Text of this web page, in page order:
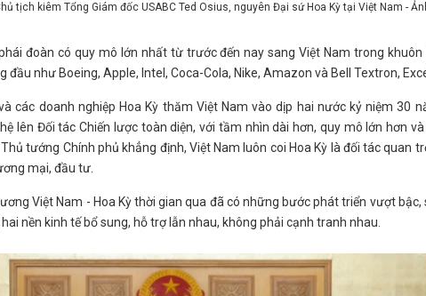
tịch kiêm Tổng Giám đốc USABC Ted Osius, nguyên Đại sứ Hoa Kỳ tại Việt Nam -
đoàn có quy mô lớn nhất từ trước đến nay sang Việt Nam trong
như Boeing, Apple, Intel, Coca-Cola, Nike, Amazon và Bell Textron,
các doanh nghiệp Hoa Kỳ thăm Việt Nam vào dịp hai nước kỷ niệm 30
lên Đối tác Chiến lược toàn diện, với tầm nhìn dài hơn, quy mô lớn hơn
tướng Chính phủ khẳng định, Việt Nam luôn coi Hoa Kỳ là đối tác quan
mại, đầu tư.
Việt Nam - Hoa Kỳ thời gian qua đã có những bước phát triển vượt bậc,
nền kinh tế bổ sung, hỗ trợ lẫn nhau, không phải cạnh tranh nhau.